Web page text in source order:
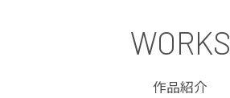
WORKS
作品紹介